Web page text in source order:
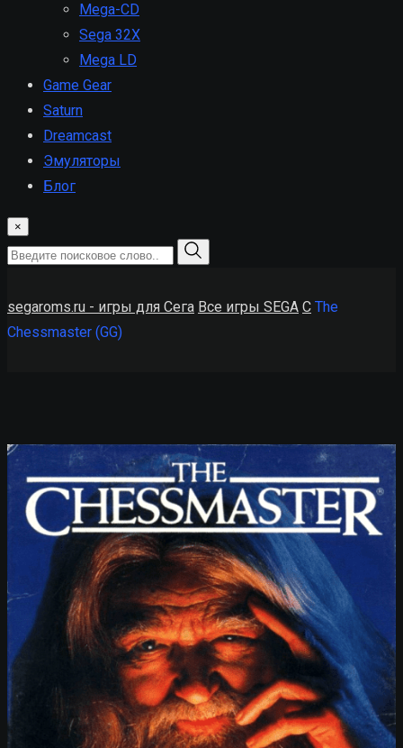
Mega-CD
Sega 32X
Mega LD
Game Gear
Saturn
Dreamcast
Эмуляторы
Блог
×
segaroms.ru - игры для Сега Все игры SEGA C The
Chessmaster (GG)